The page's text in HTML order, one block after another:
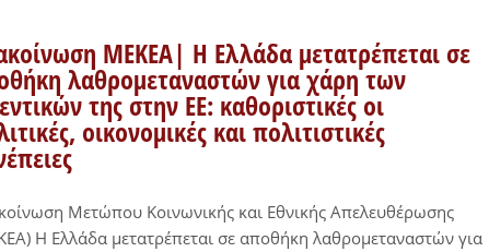
ΜΕΚΕΑ| Η Ελλάδα μετατρέπεται σε
λαθρομεταναστών για χάρη των
της στην ΕΕ: καθοριστικές οι
οικονομικές και πολιτιστικές
Μετώπου Κοινωνικής και Εθνικής Απελευθέρωσης
Η Ελλάδα μετατρέπεται σε αποθήκη λαθρομεταναστών για